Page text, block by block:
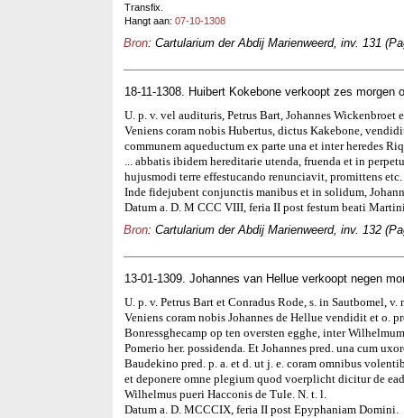
Transfix.
Hangt aan: 07-10-1308
Bron: Cartularium der Abdij Marienweerd, inv. 131
18-11-1308. Huibert Kokebone verkoopt zes morgen
U. p. v. vel audituris, Petrus Bart, Johannes Wickenbroet
Veniens coram nobis Hubertus, dictus Kakebone,
communem aqueductum ex parte una et inter heredes
... abbatis ibidem hereditarie utenda, fruenda et in
hujusmodi terre effestucando renunciavit, promittens
Inde fidejubent conjunctis manibus et in solidum,
Datum a. D. M CCC VIII, feria II post festum beati
Bron: Cartularium der Abdij Marienweerd, inv. 132
13-01-1309. Johannes van Hellue verkoopt negen
U. p. v. Petrus Bart et Conradus Rode, s. in Sautbomel, v.
Veniens coram nobis Johannes de Hellue vendidit et o.
Bonressghecamp op ten oversten egghe, inter
Pomerio her. possidenda. Et Johannes pred. una cum
Baudekino pred. p. a. et d. ut j. e. coram omnibus
et deponere omne plegium quod voerplicht dicitur de
Wilhelmus pueri Hacconis de Tule. N. t. l.
Datum a. D. MCCCIX, feria II post Epyphaniam Domini.